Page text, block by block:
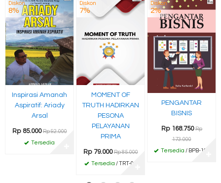
Diskon
8%
Inspirasi Amanah
Aspiratif: Ariady
Arsal
Rp 85.000 Rp 92.000
Tersedia
Diskon
7%
MOMENT OF
TRUTH HADIRKAN
PESONA
PELAYANAN
PRIMA
Rp 79.000 Rp 85.000
Tersedia / TRT-04
Diskon
2%
PENGANTAR
BISNIS
Rp 168.750 Rp
173.000
Tersedia / BPB-168